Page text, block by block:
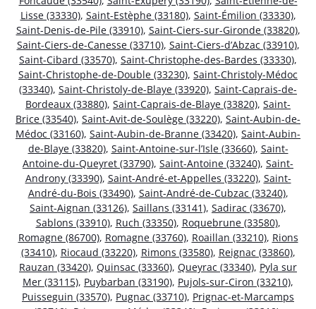
Lisse (33330), Saint-Estèphe (33180), Saint-Émilion (33330),
Saint-Denis-de-Pile (33910), Saint-Ciers-sur-Gironde (33820),
Saint-Ciers-de-Canesse (33710), Saint-Ciers-d’Abzac (33910),
Saint-Cibard (33570), Saint-Christophe-des-Bardes (33330),
Saint-Christophe-de-Double (33230), Saint-Christoly-Médoc
(33340), Saint-Christoly-de-Blaye (33920), Saint-Caprais-de-
Bordeaux (33880), Saint-Caprais-de-Blaye (33820), Saint-
Brice (33540), Saint-Avit-de-Soulège (33220), Saint-Aubin-de-
Médoc (33160), Saint-Aubin-de-Branne (33420), Saint-Aubin-
de-Blaye (33820), Saint-Antoine-sur-l’Isle (33660), Saint-
Antoine-du-Queyret (33790), Saint-Antoine (33240), Saint-
Androny (33390), Saint-André-et-Appelles (33220), Saint-
André-du-Bois (33490), Saint-André-de-Cubzac (33240),
Saint-Aignan (33126), Saillans (33141), Sadirac (33670),
Sablons (33910), Ruch (33350), Roquebrune (33580),
Romagne (86700), Romagne (33760), Roaillan (33210), Rions
(33410), Riocaud (33220), Rimons (33580), Reignac (33860),
Rauzan (33420), Quinsac (33360), Queyrac (33340), Pyla sur
Mer (33115), Puybarban (33190), Pujols-sur-Ciron (33210),
Puisseguin (33570), Pugnac (33710), Prignac-et-Marcamps